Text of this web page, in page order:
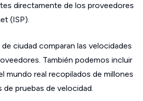
directamente de los proveedores
(ISP).
ciudad comparan las velocidades
También podemos incluir
mundo real recopilados de millones
de pruebas de velocidad.